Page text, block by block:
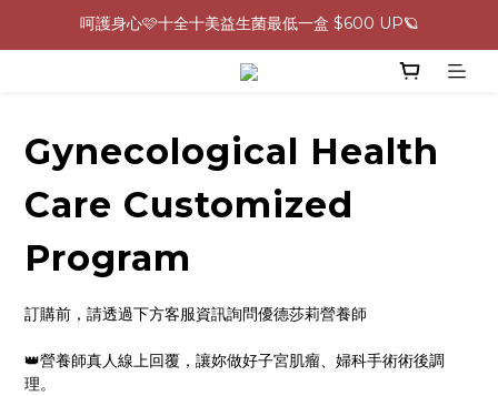
0805-0808指定商品滿$2000結帳88折💖
生理期救星！暖宮調理組限時優惠✨
Gynecological Health
Care Customized
Program
訂購前，請透過下方客服資訊詢問優德莎莉營養師
👑營養師真人線上回覆，讓妳做好子宮肌瘤、婦科手術術後調
理。